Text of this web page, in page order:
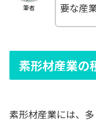
筆者
要な産
素形材産業の
素形材産業には、多